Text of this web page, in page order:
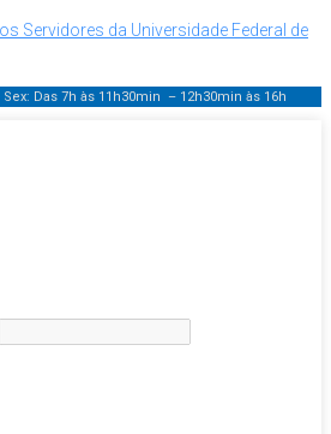
Servidores da Universidade Federal de
Sex: Das 7h às 11h30min – 12h30min às 16h